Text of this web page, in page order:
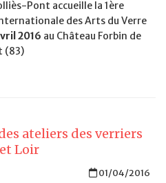
Pont accueille la 1ère
des Arts du Verre
2016 au Château Forbin de
(83)
ateliers des verriers
Loir
01/04/2016